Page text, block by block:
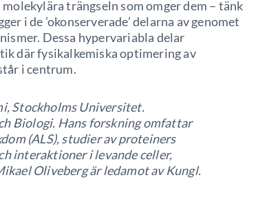
trängseln som omger dem – tänk
i de ’okonserverade’ delarna av genomet
Dessa hypervariabla delar
där fysikalkemiska optimering av
i centrum.
Stockholms Universitet.
Biologi. Hans forskning omfattar
(ALS), studier av proteiners
interaktioner i levande celler,
Oliveberg är ledamot av Kungl.